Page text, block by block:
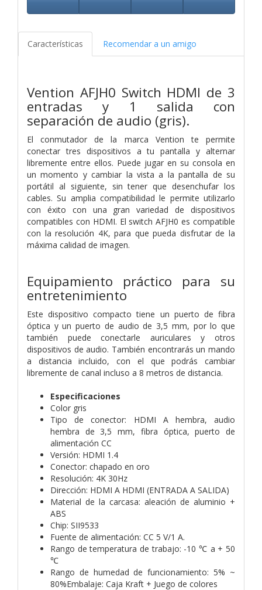
Características Recomendar a un amigo
Vention AFJH0 Switch HDMI de 3
entradas y 1 salida con
separación de audio (gris).
El conmutador de la marca Vention te permite
conectar tres dispositivos a tu pantalla y alternar
libremente entre ellos. Puede jugar en su consola en
un momento y cambiar la vista a la pantalla de su
portátil al siguiente, sin tener que desenchufar los
cables. Su amplia compatibilidad le permite utilizarlo
con éxito con una gran variedad de dispositivos
compatibles con HDMI. El switch AFJH0 es compatible
con la resolución 4K, para que pueda disfrutar de la
máxima calidad de imagen.
Equipamiento práctico para su
entretenimiento
Este dispositivo compacto tiene un puerto de fibra
óptica y un puerto de audio de 3,5 mm, por lo que
también puede conectarle auriculares y otros
dispositivos de audio. También encontrarás un mando
a distancia incluido, con el que podrás cambiar
libremente de canal incluso a 8 metros de distancia.
Especificaciones
Color gris
Tipo de conector: HDMI A hembra, audio
hembra de 3,5 mm, fibra óptica, puerto de
alimentación CC
Versión: HDMI 1.4
Conector: chapado en oro
Resolución: 4K 30Hz
Dirección: HDMI A HDMI (ENTRADA A SALIDA)
Material de la carcasa: aleación de aluminio +
ABS
Chip: SII9533
Fuente de alimentación: CC 5 V/1 A.
Rango de temperatura de trabajo: -10 ℃ a + 50
℃
Rango de humedad de funcionamiento: 5% ~
80%Embalaje: Caja Kraft + Juego de colores